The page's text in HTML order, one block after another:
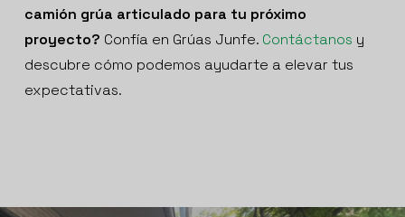
camión grúa articulado para tu próximo
proyecto? Confía en Grúas Junfe. Contáctanos y
descubre cómo podemos ayudarte a elevar tus
expectativas.